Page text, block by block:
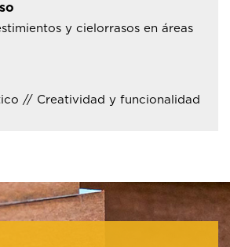
y cielorrasos en áreas
// Creatividad y funcionalidad